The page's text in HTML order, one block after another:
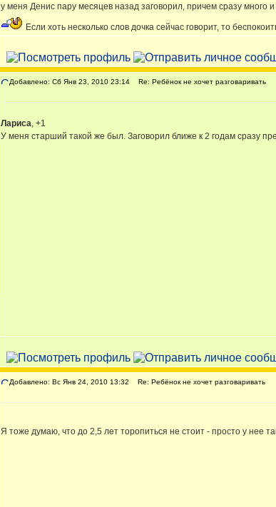
у меня Денис пару месяцев назад заговорил, причем сразу много
Если хоть несколько слов дочка сейчас говорит, то
Добавлено: Сб Янв 23, 2010 23:14 Re: Ребёнок не хочет разговаривать
Лариса, +1
У меня старший такой же был. Заговорил ближе к 2 годам сразу
Добавлено: Вс Янв 24, 2010 13:32 Re: Ребёнок не хочет разговаривать
Я тоже думаю, что до 2,5 лет торопиться не стоит - просто у нее